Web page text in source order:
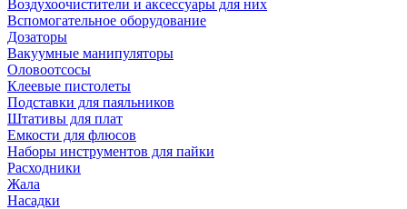
Воздухоочистители и аксессуары для них
Вспомогательное оборудование
Дозаторы
Вакуумные манипуляторы
Оловоотсосы
Клеевые пистолеты
Подставки для паяльников
Штативы для плат
Емкости для флюсов
Наборы инструментов для пайки
Расходники
Жала
Насадки